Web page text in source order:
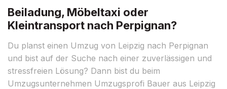
Beiladung, Möbeltaxi oder
Kleintransport nach Perpignan?
Du planst einen Umzug von Leipzig nach Perpignan
und bist auf der Suche nach einer zuverlässigen und
stressfreien Lösung? Dann bist du beim
Umzugsunternehmen Umzugsprofi Bauer aus Leipzig